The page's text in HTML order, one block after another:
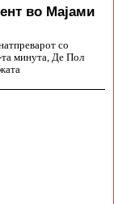
во Мајами
со
минута, Де Пол